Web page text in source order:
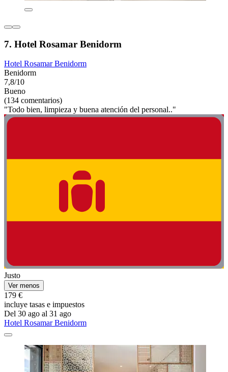
7. Hotel Rosamar Benidorm
Hotel Rosamar Benidorm
Benidorm
7,8/10
Bueno
(134 comentarios)
"Todo bien, limpieza y buena atención del personal.."
Justo
Ver menos
179 €
incluye tasas e impuestos
Del 30 ago al 31 ago
Hotel Rosamar Benidorm